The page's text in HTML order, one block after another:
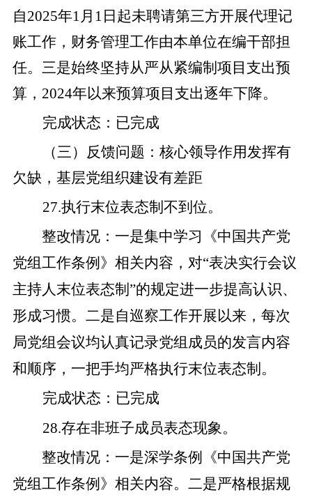
自2025年1月 1 日起未聘请第三方开展代理记
账工作，财务管理工作由本单位在编干部担
任。 三是始终坚持从严从紧编制项目支出预
算， 2024年以来预算项目支出逐年下降。
完成状态 ： 已完成
（三）反馈问题： 核心领导作用发挥有
欠缺，基层党组织建设有差距
27.执行末位表态制不到位。
整改情况： 一是集中学习《中国共产党
党组工作条例》相关内容，对“表决实行会议
主持人末位表态制 ”的规定进一步提高认识、
形成习惯。 二是自巡察工作开展以来，每次
局党组会议均认真记录党组成员的发言内容
和顺序，一把手均严格执行末位表态制。
完成状态 ： 已完成
28.存在非班子成员表态现象。
整改情况： 一是深学条例《中国共产党
党组工作条例》相关内容。 二是严格根据规